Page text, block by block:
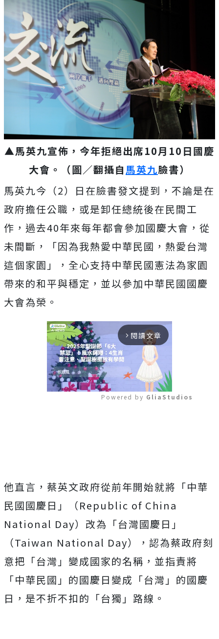
▲馬英九宣佈，今年拒絕出席10月10日國慶
大會。（圖／翻攝自 馬英九臉書）
馬英九今（2）日在臉書發文提到，不論是在
政府擔任公職，或是卸任總統後在民間工
作，過去40年來每年都會參加國慶大會，從
未間斷，「因為我熱愛中華民國，熱愛台灣
這個家園」，全心支持中華民國憲法為家園
帶來的和平與穩定，並以參加中華民國國慶
大會為榮。
arrow_forward_ios 閱讀文章
Powered by GliaStudios
他直言，蔡英文政府從前年開始就將「中華
民國國慶日」（Republic of China
National Day）改為「台灣國慶日」
（Taiwan National Day），認為蔡政府刻
意把「台灣」變成國家的名稱，並指責將
「中華民國」的國慶日變成「台灣」的國慶
日，是不折不扣的「台獨」路線。